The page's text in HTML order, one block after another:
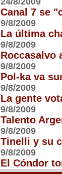
Canal 7 se
9/8/2009
La última
9/8/2009
Roccasalvo
9/8/2009
Pol-ka va
9/8/2009
La gente
9/8/2009
Talento
9/8/2009
Tinelli y su
9/8/2009
El Cóndor